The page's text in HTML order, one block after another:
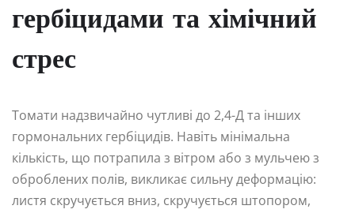
гербіцидами та хімічний
стрес
Томати надзвичайно чутливі до 2,4-Д та інших
гормональних гербіцидів. Навіть мінімальна
кількість, що потрапила з вітром або з мульчею з
оброблених полів, викликає сильну деформацію:
листя скручується вниз, скручується штопором,